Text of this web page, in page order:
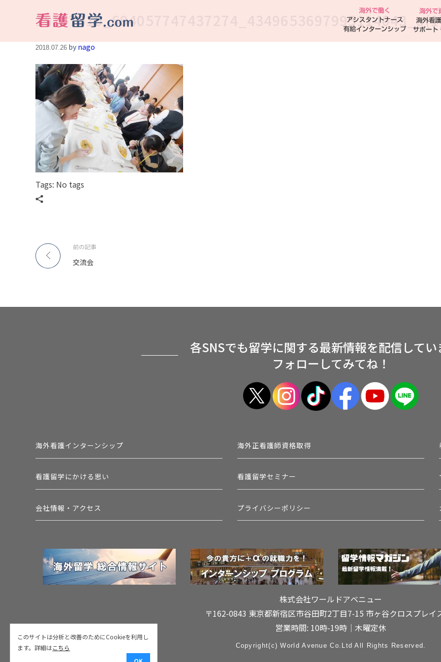
このサイトは分析と改善のためにCookieを利用し
ます。詳細はこちら
看護留学.com
World Avenueは海外就職、 永住を目指す看護留学をサポートします !
2018.07.26 by nago
Tags: No tags
前の記事
交流会
各SNSでも留学に関する最新情報を配信してい
フォローしてみてね！
海外看護インターンシップ
看護留学にかける思い
会社情報・アクセス
海外正看護師資格取得
看護留学セミナー
プライバシーポリシー
株式会社ワールドアベニュー
〒162-0843 東京都新宿区市谷田町2丁目7-15 市ヶ谷クロスプレイ
営業時間: 10時-19時｜木曜定休
Copyright(c) World Avenue Co.Ltd All Rights Reserved.